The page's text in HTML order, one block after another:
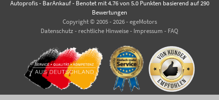
Autoprofis - BarAnkauf- Benotet mit 4.76von 5.0 Punkten basierend auf 290
Bewertungen
Copyright © 2005 - 2026 - egeMotors
Datenschutz - rechtliche Hinweise - Impressum - FAQ